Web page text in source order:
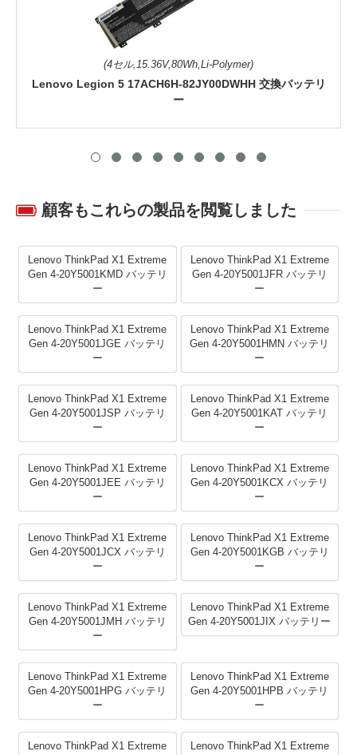
(4セル,15.36V,80Wh,Li-Polymer)
Lenovo Legion 5 17ACH6H-82JY00DWHH 交換バッテリ
ー
顧客もこれらの製品を閲覧しました
Lenovo ThinkPad X1 Extreme
Gen 4-20Y5001KMD バッテリ
ー
Lenovo ThinkPad X1 Extreme
Gen 4-20Y5001JFR バッテリ
ー
Lenovo ThinkPad X1 Extreme
Gen 4-20Y5001JGE バッテリ
ー
Lenovo ThinkPad X1 Extreme
Gen 4-20Y5001HMN バッテリ
ー
Lenovo ThinkPad X1 Extreme
Gen 4-20Y5001JSP バッテリ
ー
Lenovo ThinkPad X1 Extreme
Gen 4-20Y5001KAT バッテリ
ー
Lenovo ThinkPad X1 Extreme
Gen 4-20Y5001JEE バッテリ
ー
Lenovo ThinkPad X1 Extreme
Gen 4-20Y5001KCX バッテリ
ー
Lenovo ThinkPad X1 Extreme
Gen 4-20Y5001JCX バッテリ
ー
Lenovo ThinkPad X1 Extreme
Gen 4-20Y5001KGB バッテリ
ー
Lenovo ThinkPad X1 Extreme
Gen 4-20Y5001JMH バッテリ
ー
Lenovo ThinkPad X1 Extreme
Gen 4-20Y5001JIX バッテリー
Lenovo ThinkPad X1 Extreme
Gen 4-20Y5001HPG バッテリ
ー
Lenovo ThinkPad X1 Extreme
Gen 4-20Y5001HPB バッテリ
ー
Lenovo ThinkPad X1 Extreme
Lenovo ThinkPad X1 Extreme